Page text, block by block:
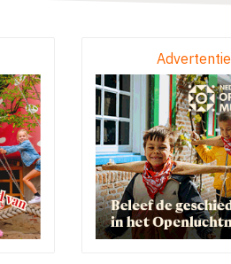
Advertentie